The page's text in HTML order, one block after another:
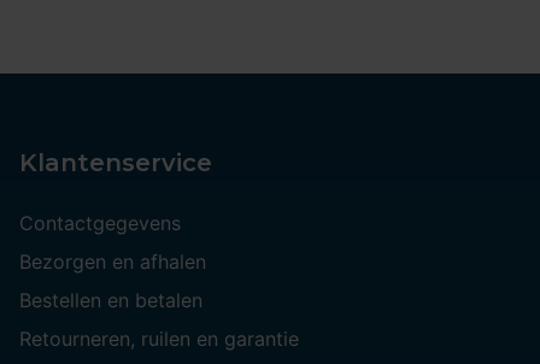
Klantenservice
Contactgegevens
Bezorgen en afhalen
Bestellen en betalen
Retourneren, ruilen en garantie